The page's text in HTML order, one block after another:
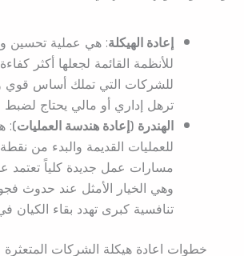
إعادة الهيكلة: هي عملية تحسين
للأنظمة القائمة لجعلها أكثر
للشركات التي تملك أساس قوي
ترهل إداري أو مالي يحتاج لضبط
الهندرة (إعادة هندسة العمليات):
للعمليات القديمة والبدء من
مسارات عمل جديدة كلياً تعتمد
وهي الخيار الأمثل عند حدوث
تنافسية كبرى تهدد بقاء الكيان
خطوات اعادة هيكلة الشركات